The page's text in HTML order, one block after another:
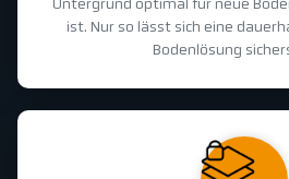
Untergrund optimal für neue
ist. Nur so lässt sich eine
Bodenlösung